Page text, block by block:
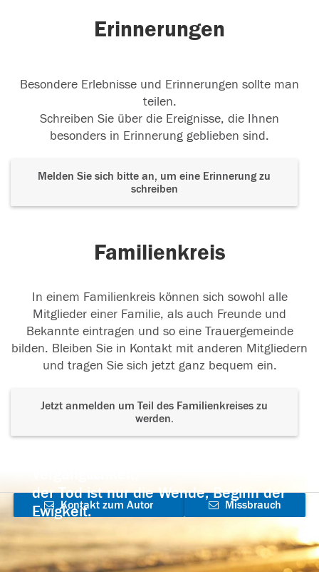
Erinnerungen
Besondere Erlebnisse und Erinnerungen sollte man
teilen.
Schreiben Sie über die Ereignisse, die Ihnen
besonders in Erinnerung geblieben sind.
Melden Sie sich bitte an, um eine Erinnerung zu
schreiben
Familienkreis
In einem Familienkreis können sich sowohl alle
Mitglieder einer Familie, als auch Freunde und
Bekannte eintragen und so eine Trauergemeinde
bilden. Bleiben Sie in Kontakt mit anderen Mitgliedern
und tragen Sie sich jetzt ganz bequem ein.
Jetzt anmelden um Teil des Familienkreises zu
werden.
der Tod ist nur die Wende, Beginn der
Ewigkeit.
Kontakt zum Autor
aufnehmen
Missbrauch